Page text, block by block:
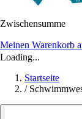
Zwischensumme
Meinen Warenkorb
Loading...
Startseite
/